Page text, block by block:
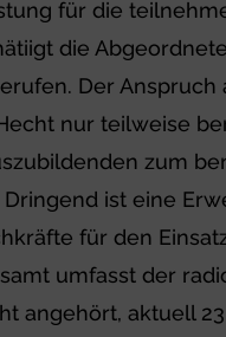
für die
die
Der
nur teilweise
zum
ist eine
für den
umfasst der
angehört, aktuell